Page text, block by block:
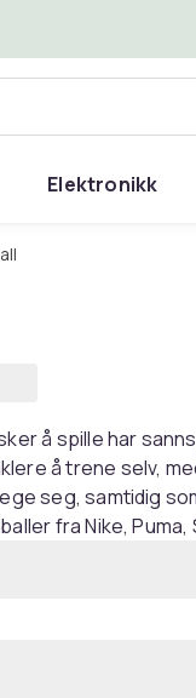
Elektronikk
å spille har
å trene selv,
seg, samtidig
fra Nike,